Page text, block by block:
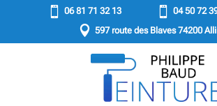
 06 81 71 32 13  04 50 72
 597 route des Blaves 74200